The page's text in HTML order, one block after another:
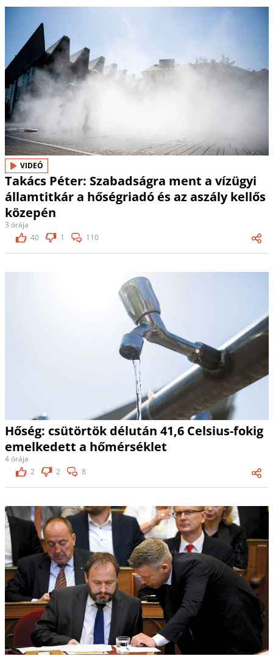
VIDEÓ
Takács Péter: Szabadságra ment a vízügyi
államtitkár a hőségriadó és az aszály kellős
közepén
3 órája
40
1 110
Hőség: csütörtök délután 41,6 Celsius-fokig
emelkedett a hőmérséklet
4 órája
2
2 8